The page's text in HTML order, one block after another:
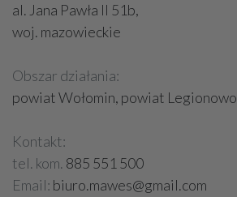
al. Jana Pawła II 51b,
woj. mazowieckie
Obszar działania:
powiat Wołomin, powiat Legionowo
Kontakt:
tel. kom. 885 551 500
Email: biuro.mawes@gmail.com